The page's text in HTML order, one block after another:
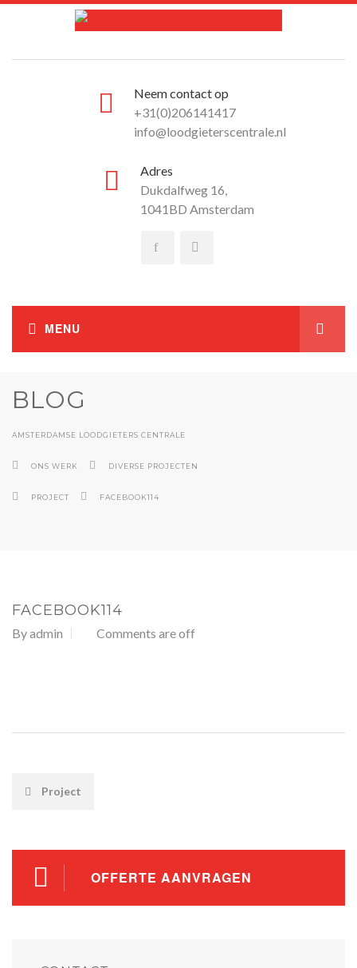
Neem contact op
+31(0)206141417
info@loodgieterscentrale.nl
Adres
Dukdalfweg 16,
1041BD Amsterdam
BLOG
AMSTERDAMSE LOODGIETERS CENTRALE
ONS WERK DIVERSE PROJECTEN
PROJECT FACEBOOK114
FACEBOOK114
Byadmin Comments are off
POST
Project
OFFERTE AANVRAGEN